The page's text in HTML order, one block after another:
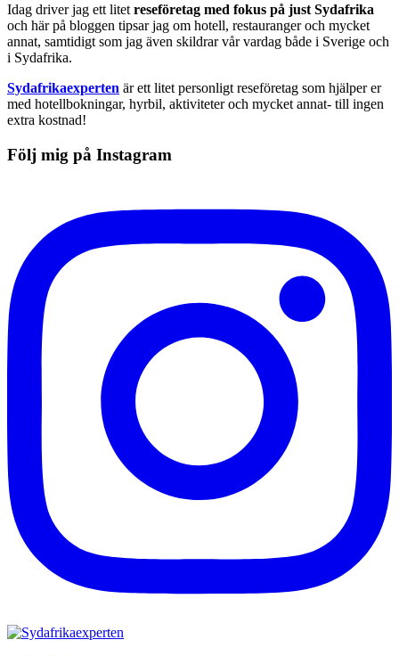
Idag driver jag ett litet reseföretag med fokus på just Sydafrika
och här på bloggen tipsar jag om hotell, restauranger och mycket
annat, samtidigt som jag även skildrar vår vardag både i Sverige och
i Sydafrika.
Sydafrikaexperten är ett litet personligt reseföretag som hjälper er
med hotellbokningar, hyrbil, aktiviteter och mycket annat- till ingen
extra kostnad!
Följ mig på Instagram